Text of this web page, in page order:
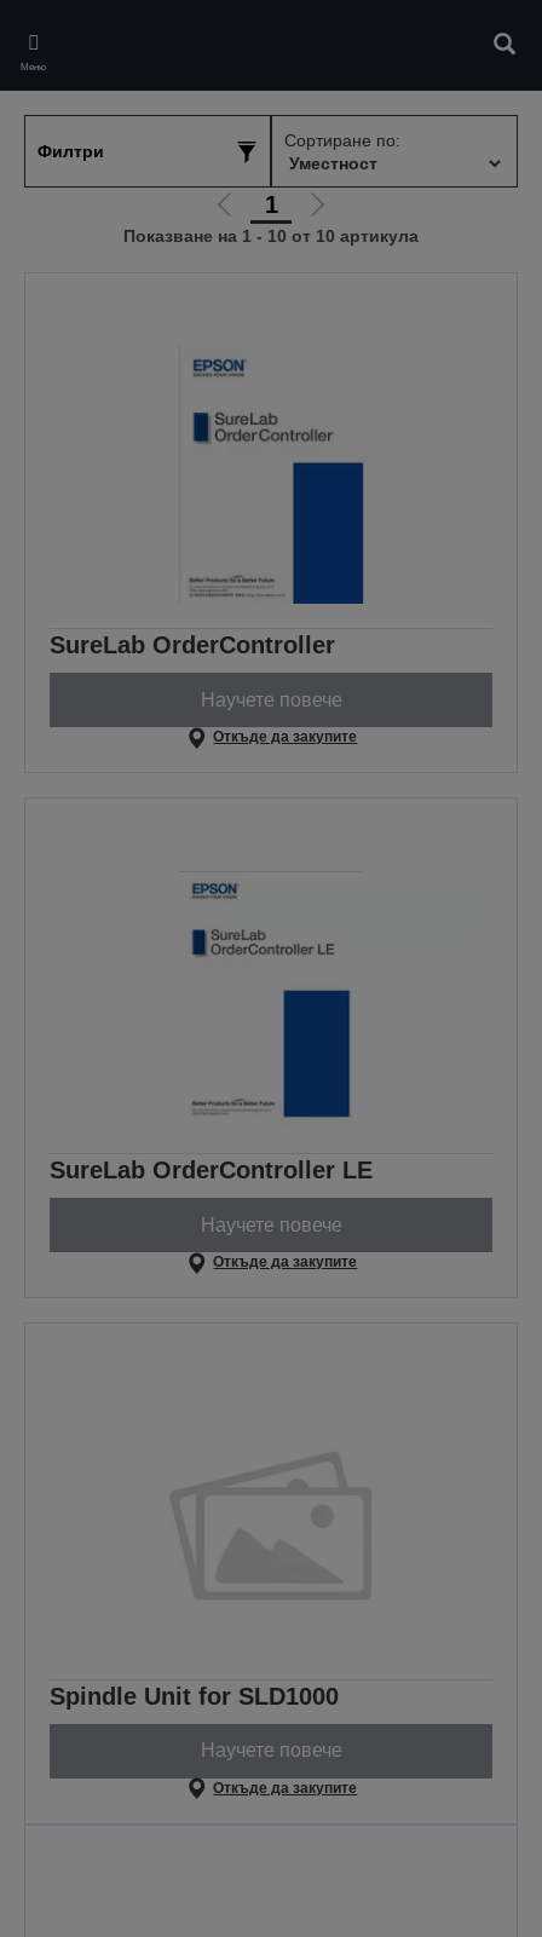
main
content
Меню
Филтри
Сортиране по:
Отиди
на
1
Отиди
на
Показване на 1 - 10 от 10 артикула
SureLab OrderController
Научете повече
Откъде да закупите
SureLab OrderController LE
Научете повече
Откъде да закупите
Spindle Unit for SLD1000
Научете повече
Откъде да закупите